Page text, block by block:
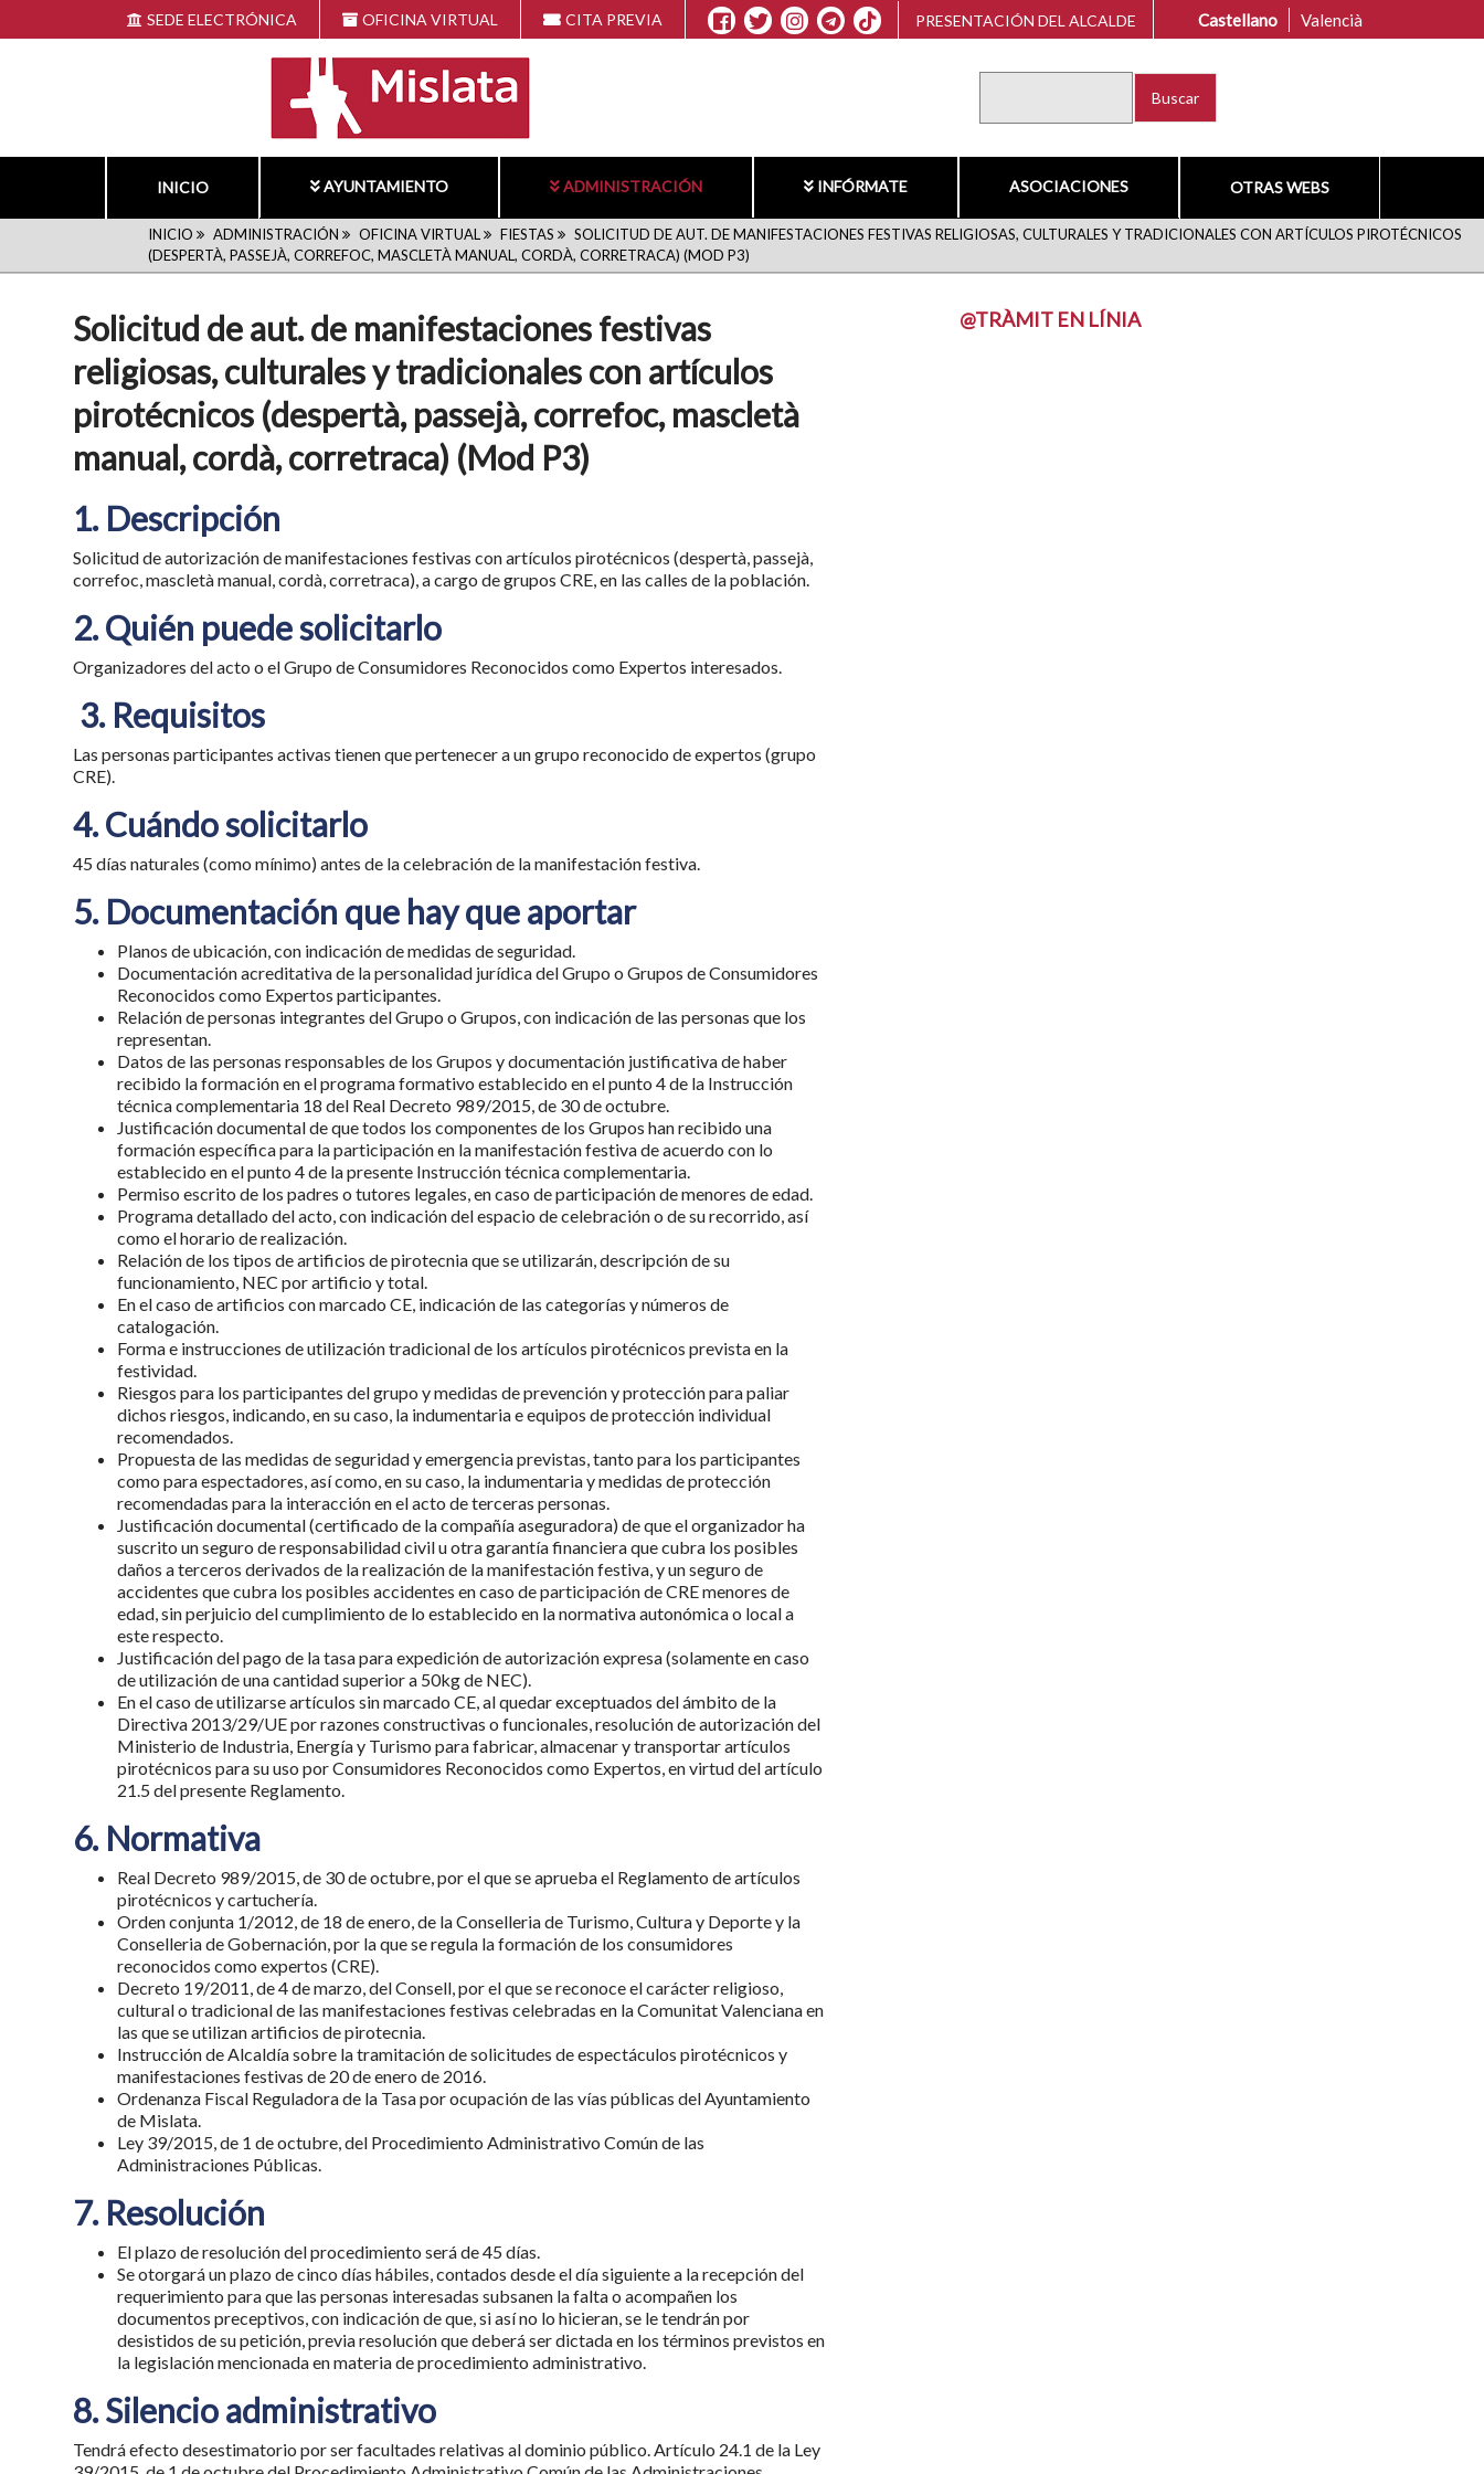
al
SEDE ELECTRÓNICA OFICINA VIRTUAL CITA PREVIA PRESENTACIÓN DEL ALCALDE Castellano Valencià
INICIO AYUNTAMIENTO ADMINISTRACIÓN INFÓRMATE ASOCIACIONES OTRAS WEBS
RUTA
DE
NAVEGACIÓN
INICIO ADMINISTRACIÓN OFICINA VIRTUAL FIESTAS
SOLICITUD DE AUT. DE MANIFESTACIONES FESTIVAS RELIGIOSAS, CULTURALES Y TRADICIONALES CON ARTÍCULOS PIROTÉCNICOS
(DESPERTÀ, PASSEJÀ, CORREFOC, MASCLETÀ MANUAL, CORDÀ, CORRETRACA) (MOD P3)
Solicitud de aut. de manifestaciones festivas
religiosas, culturales y tradicionales con artículos
pirotécnicos (despertà, passejà, correfoc, mascletà
manual, cordà, corretraca) (Mod P3)
1. Descripción
Solicitud de autorización de manifestaciones festivas con artículos pirotécnicos (despertà, passejà,
correfoc, mascletà manual, cordà, corretraca), a cargo de grupos CRE, en las calles de la población.
2. Quién puede solicitarlo
Organizadores del acto o el Grupo de Consumidores Reconocidos como Expertos interesados.
3. Requisitos
Las personas participantes activas tienen que pertenecer a un grupo reconocido de expertos (grupo
CRE).
4. Cuándo solicitarlo
45 días naturales (como mínimo) antes de la celebración de la manifestación festiva.
5. Documentación que hay que aportar
Planos de ubicación, con indicación de medidas de seguridad.
Documentación acreditativa de la personalidad jurídica del Grupo o Grupos de Consumidores
Reconocidos como Expertos participantes.
Relación de personas integrantes del Grupo o Grupos, con indicación de las personas que los
representan.
Datos de las personas responsables de los Grupos y documentación justificativa de haber
recibido la formación en el programa formativo establecido en el punto 4 de la Instrucción
técnica complementaria 18 del Real Decreto 989/2015, de 30 de octubre.
Justificación documental de que todos los componentes de los Grupos han recibido una
formación específica para la participación en la manifestación festiva de acuerdo con lo
establecido en el punto 4 de la presente Instrucción técnica complementaria.
Permiso escrito de los padres o tutores legales, en caso de participación de menores de edad.
Programa detallado del acto, con indicación del espacio de celebración o de su recorrido, así
como el horario de realización.
Relación de los tipos de artificios de pirotecnia que se utilizarán, descripción de su
funcionamiento, NEC por artificio y total.
En el caso de artificios con marcado CE, indicación de las categorías y números de
catalogación.
Forma e instrucciones de utilización tradicional de los artículos pirotécnicos prevista en la
festividad.
Riesgos para los participantes del grupo y medidas de prevención y protección para paliar
dichos riesgos, indicando, en su caso, la indumentaria e equipos de protección individual
recomendados.
Propuesta de las medidas de seguridad y emergencia previstas, tanto para los participantes
como para espectadores, así como, en su caso, la indumentaria y medidas de protección
recomendadas para la interacción en el acto de terceras personas.
Justificación documental (certificado de la compañía aseguradora) de que el organizador ha
suscrito un seguro de responsabilidad civil u otra garantía financiera que cubra los posibles
daños a terceros derivados de la realización de la manifestación festiva, y un seguro de
accidentes que cubra los posibles accidentes en caso de participación de CRE menores de
edad, sin perjuicio del cumplimiento de lo establecido en la normativa autonómica o local a
este respecto.
Justificación del pago de la tasa para expedición de autorización expresa (solamente en caso
de utilización de una cantidad superior a 50kg de NEC).
En el caso de utilizarse artículos sin marcado CE, al quedar exceptuados del ámbito de la
Directiva 2013/29/UE por razones constructivas o funcionales, resolución de autorización del
Ministerio de Industria, Energía y Turismo para fabricar, almacenar y transportar artículos
pirotécnicos para su uso por Consumidores Reconocidos como Expertos, en virtud del artículo
21.5 del presente Reglamento.
6. Normativa
Real Decreto 989/2015, de 30 de octubre, por el que se aprueba el Reglamento de artículos
pirotécnicos y cartuchería.
Orden conjunta 1/2012, de 18 de enero, de la Conselleria de Turismo, Cultura y Deporte y la
Conselleria de Gobernación, por la que se regula la formación de los consumidores
reconocidos como expertos (CRE).
Decreto 19/2011, de 4 de marzo, del Consell, por el que se reconoce el carácter religioso,
cultural o tradicional de las manifestaciones festivas celebradas en la Comunitat Valenciana en
las que se utilizan artificios de pirotecnia.
Instrucción de Alcaldía sobre la tramitación de solicitudes de espectáculos pirotécnicos y
manifestaciones festivas de 20 de enero de 2016.
Ordenanza Fiscal Reguladora de la Tasa por ocupación de las vías públicas del Ayuntamiento
de Mislata.
Ley 39/2015, de 1 de octubre, del Procedimiento Administrativo Común de las
Administraciones Públicas.
7. Resolución
El plazo de resolución del procedimiento será de 45 días.
Se otorgará un plazo de cinco días hábiles, contados desde el día siguiente a la recepción del
requerimiento para que las personas interesadas subsanen la falta o acompañen los
documentos preceptivos, con indicación de que, si así no lo hicieran, se le tendrán por
desistidos de su petición, previa resolución que deberá ser dictada en los términos previstos en
la legislación mencionada en materia de procedimiento administrativo.
8. Silencio administrativo
Tendrá efecto desestimatorio por ser facultades relativas al dominio público. Artículo 24.1 de la Ley
@TRÀMIT EN LÍNIA